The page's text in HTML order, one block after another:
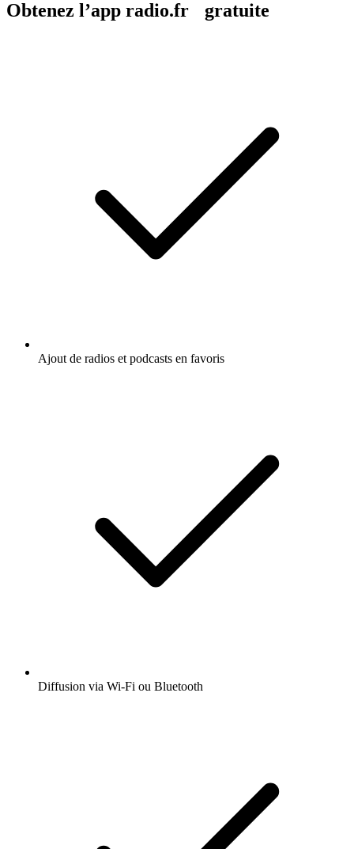
Obtenez l’app radio.fr gratuite
Ajout de radios et podcasts en favoris
Diffusion via Wi-Fi ou Bluetooth